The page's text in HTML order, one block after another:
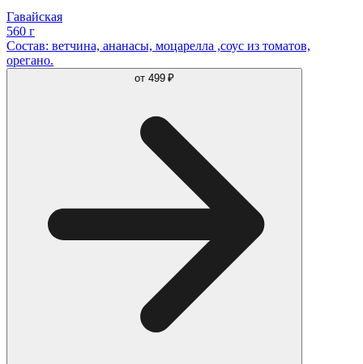
Гавайская
560 г
Состав: ветчина, ананасы, моцарелла ,соус из томатов,
орегано.
от 499 ₽